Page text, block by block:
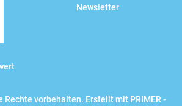
Newsletter
vorbehalten. Erstellt mit PRIMER -